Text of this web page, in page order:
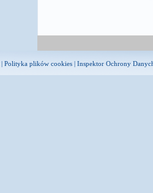
| Polityka plików cookies | Inspektor Ochrony